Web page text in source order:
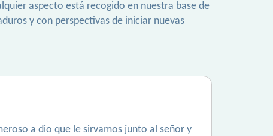
aspecto está recogido en nuestra base de
y con perspectivas de iniciar nuevas
a dio que le sirvamos junto al señor y